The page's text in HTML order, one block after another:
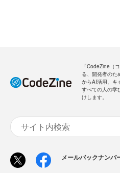
「CodeZine（
る、開発者のた
からAI活用、キ
すべての人の学
けします。
メールバックナンバ